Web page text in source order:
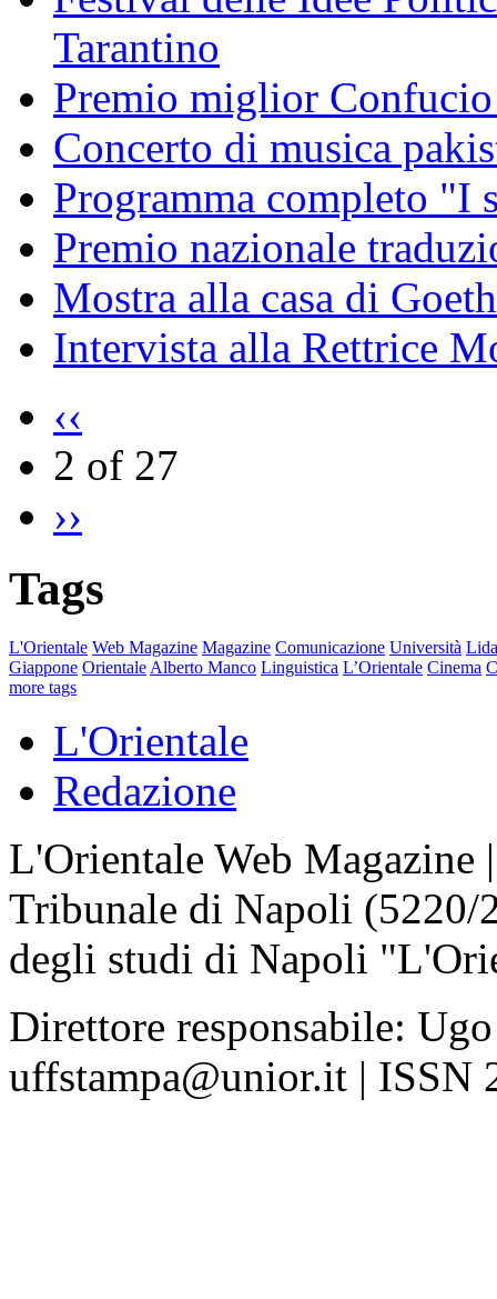
Tarantino
Premio miglior
Concerto di musica
Programma completo "I
Premio nazionale
Mostra alla casa di
Intervista alla Rettrice
‹‹
2 of 27
››
Tags
L'Orientale Web Magazine Magazine Comunicazione Università
Giappone Orientale Alberto Manco Linguistica L’Orientale Cinema
more tags
L'Orientale
Redazione
L'Orientale Web Magazine
Tribunale di Napoli
degli studi di Napoli
Direttore responsabile:
uffstampa@unior.it | ISSN